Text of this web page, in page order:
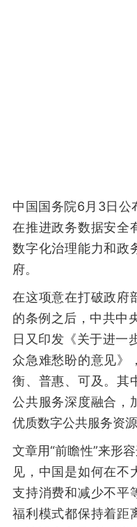
中国国务院6月3日公
在推进政务数据安全
数字化治理能力和政
府。
在这项意在打破政府
的条例之后，中共中
日又印发《关于进一
众急难愁盼的意见》
衡、普惠、可及。其
公共服务深度融合，
优质数字公共服务资源
文章用“前瞻性”来形
见，中国是如何在不
支持消费和减少不平
福利模式都保持着距